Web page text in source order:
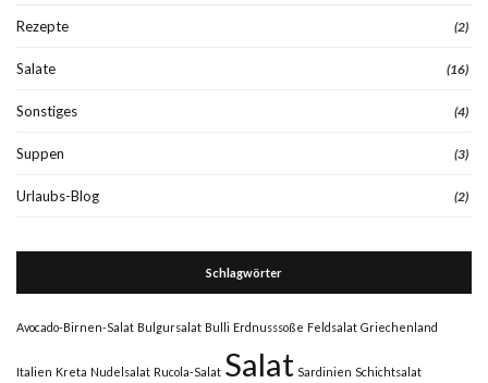
Rezepte (2)
Salate (16)
Sonstiges (4)
Suppen (3)
Urlaubs-Blog (2)
Schlagwörter
Avocado-Birnen-Salat Bulgursalat Bulli Erdnusssoße Feldsalat Griechenland
Italien Kreta Nudelsalat Rucola-Salat Salat Sardinien Schichtsalat